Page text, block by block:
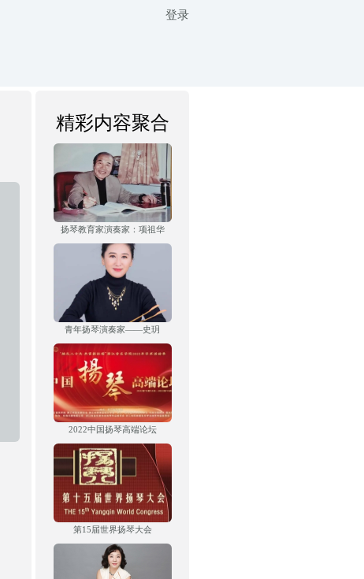
登录
精彩内容聚合
扬琴教育家演奏家：项祖华
青年扬琴演奏家——史玥
2022中国扬琴高端论坛
第15届世界扬琴大会